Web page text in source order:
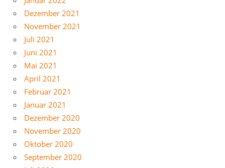
Dezember 2021
November 2021
Juli 2021
Juni 2021
Mai 2021
April 2021
Februar 2021
Januar 2021
Dezember 2020
November 2020
Oktober 2020
September 2020